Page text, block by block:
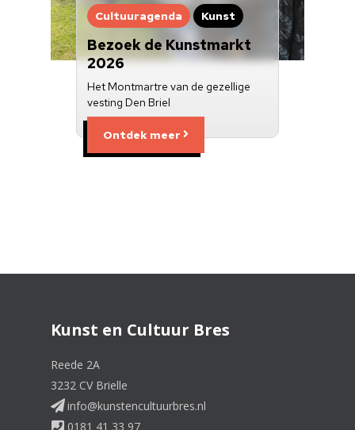
Cultuuragenda Kunst
Bezoek de Kunstmarkt
2026
Het Montmartre van de gezellige
vesting Den Briel
Ontdek meer
Kunst en Cultuur Bres
Reede 2A
3232 CV Brielle
info@kunstencultuurbres.nl
0181 41 33 97